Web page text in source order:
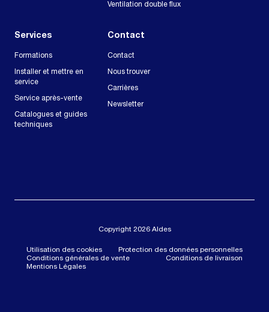
Ventilation double flux
Services
Formations
Installer et mettre en
service
Service après-vente
Catalogues et guides
techniques
Contact
Contact
Nous trouver
Carrières
Newsletter
Copyright 2026 Aldes
Utilisation des cookies
Protection des données personnelles
Conditions générales de vente
Conditions de livraison
Mentions Légales